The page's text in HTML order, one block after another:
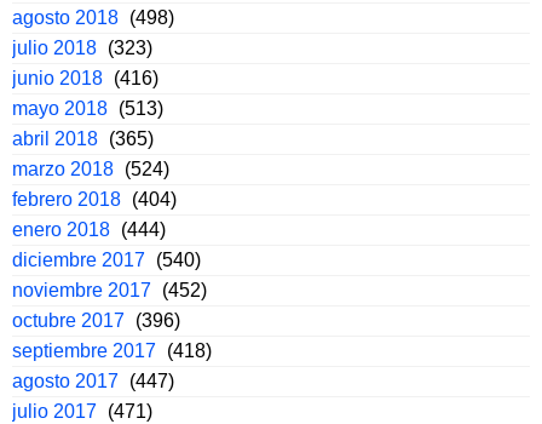
agosto 2018 (498)
julio 2018 (323)
junio 2018 (416)
mayo 2018 (513)
abril 2018 (365)
marzo 2018 (524)
febrero 2018 (404)
enero 2018 (444)
diciembre 2017 (540)
noviembre 2017 (452)
octubre 2017 (396)
septiembre 2017 (418)
agosto 2017 (447)
julio 2017 (471)